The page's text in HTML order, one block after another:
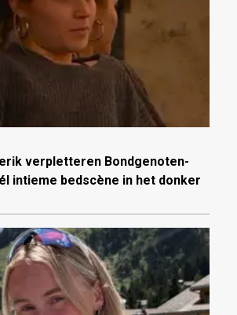
verpletteren Bondgenoten-
intieme bedscène in het donker